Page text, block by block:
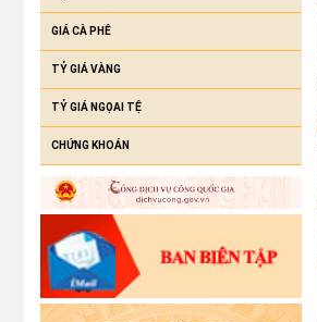
GIÁ CÀ PHÊ
TỶ GIÁ VÀNG
TỶ GIÁ NGỌAI TỆ
CHỨNG KHOÁN